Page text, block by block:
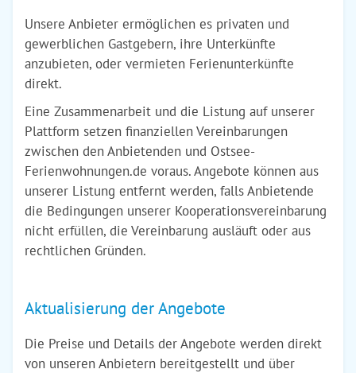
Unsere Anbieter ermöglichen es privaten und
gewerblichen Gastgebern, ihre Unterkünfte
anzubieten, oder vermieten Ferienunterkünfte
direkt.
Eine Zusammenarbeit und die Listung auf unserer
Plattform setzen finanziellen Vereinbarungen
zwischen den Anbietenden und Ostsee-
Ferienwohnungen.de voraus. Angebote können aus
unserer Listung entfernt werden, falls Anbietende
die Bedingungen unserer Kooperationsvereinbarung
nicht erfüllen, die Vereinbarung ausläuft oder aus
rechtlichen Gründen.
Aktualisierung der Angebote
Die Preise und Details der Angebote werden direkt
von unseren Anbietern bereitgestellt und über